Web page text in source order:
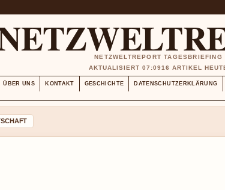
NETZWELTREPORT TAGESBRIEFING
AKTUALISIERT 07:0916 ARTIKEL
ÜBER UNS KONTAKT GESCHICHTE DATENSCHUTZERKLÄRUNG